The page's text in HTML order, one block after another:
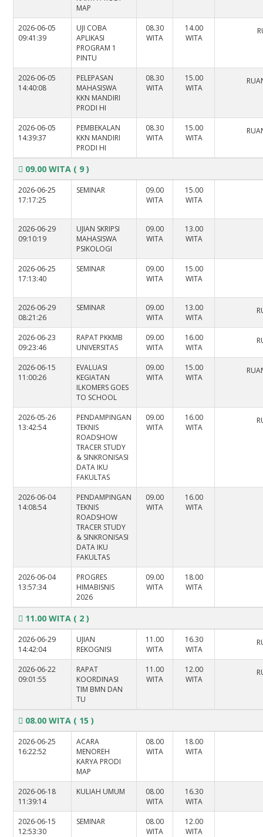
MAP
2026-06-05
09:41:39
UJI COBA
APLIKASI
PROGRAM 1
PINTU
08.30
WITA
14.00
WITA
2026-06-05
14:40:08
PELEPASAN
MAHASISWA
KKN MANDIRI
PRODI HI
08.30
WITA
15.00
WITA
2026-06-05
14:39:37
PEMBEKALAN
KKN MANDIRI
PRODI HI
08.30
WITA
15.00
WITA
09.00 WITA ( 9 )
2026-06-25
17:17:25
SEMINAR
09.00
WITA
15.00
WITA
2026-06-29
09:10:19
UJIAN SKRIPSI
MAHASISWA
PSIKOLOGI
09.00
WITA
13.00
WITA
2026-06-25
17:13:40
SEMINAR
09.00
WITA
15.00
WITA
2026-06-29
08:21:26
SEMINAR
09.00
WITA
13.00
WITA
2026-06-23
09:23:46
RAPAT PKKMB
UNIVERSITAS
09.00
WITA
16.00
WITA
2026-06-15
11:00:26
EVALUASI
KEGIATAN
ILKOMERS GOES
TO SCHOOL
09.00
WITA
15.00
WITA
2026-05-26
13:42:54
PENDAMPINGAN
TEKNIS
ROADSHOW
TRACER STUDY
& SINKRONISASI
DATA IKU
FAKULTAS
09.00
WITA
16.00
WITA
2026-06-04
14:08:54
PENDAMPINGAN
TEKNIS
ROADSHOW
TRACER STUDY
& SINKRONISASI
DATA IKU
FAKULTAS
09.00
WITA
16.00
WITA
2026-06-04
13:57:34
PROGRES
HIMABISNIS
2026
09.00
WITA
18.00
WITA
11.00 WITA ( 2 )
2026-06-29
14:42:04
UJIAN
REKOGNISI
11.00
WITA
16.30
WITA
2026-06-22
09:01:55
RAPAT
KOORDINASI
TIM BMN DAN
TU
11.00
WITA
12.00
WITA
08.00 WITA ( 15 )
2026-06-25
16:22:52
ACARA
MENOREH
KARYA PRODI
MAP
08.00
WITA
18.00
WITA
2026-06-18
11:39:14
KULIAH UMUM
08.00
WITA
16.30
WITA
2026-06-15
12:53:30
SEMINAR
08.00
WITA
12.00
WITA